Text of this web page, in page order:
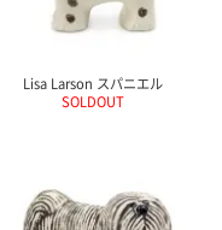
Lisa Larson スパニエル
SOLDOUT